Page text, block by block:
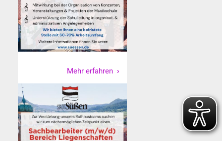
Mehr erfahren